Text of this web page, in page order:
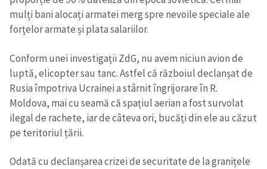
Trimite o informație
in English
на русском
mulți bani alocați armatei merg spre nevoile speciale ale
forțelor armate și plata salariilor.
Conform unei investigații ZdG, nu avem niciun avion de
luptă, elicopter sau tanc. Astfel că războiul declanșat de
Rusia împotriva Ucrainei a stârnit îngrijorare în R.
Moldova, mai cu seamă că spațiul aerian a fost survolat
ilegal de rachete, iar de câteva ori, bucăți din ele au căzut
pe teritoriul țării.
Odată cu declanșarea crizei de securitate de la granițele